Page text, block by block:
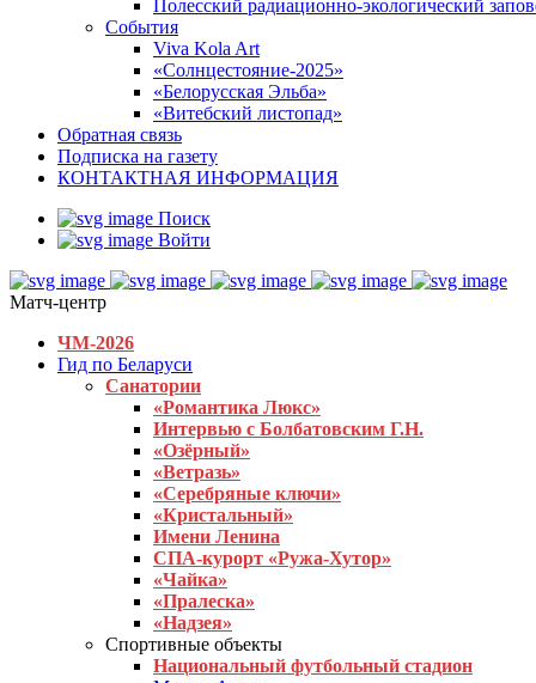
Полесский радиационно-экологический
События
Viva Kola Art
«Солнцестояние-2025»
«Белорусская Эльба»
«Витебский листопад»
Обратная связь
Подписка на газету
КОНТАКТНАЯ ИНФОРМАЦИЯ
Поиск
Войти
Матч-центр
ЧМ-2026
Гид по Беларуси
Санатории
«Романтика Люкс»
Интервью с Болбатовским Г.Н.
«Озёрный»
«Ветразь»
«Серебряные ключи»
«Кристальный»
Имени Ленина
СПА-курорт «Ружа-Хутор»
«Чайка»
«Пралеска»
«Надзея»
Спортивные объекты
Национальный футбольный стадион